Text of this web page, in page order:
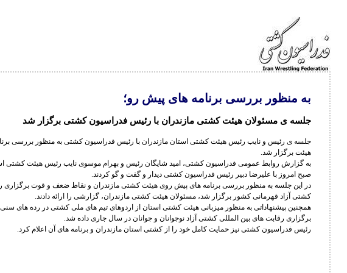
به منظور بررسی برنامه های پیش رو؛
جلسه ی مسئولان هیئت کشتی مازندران با رئیس فدراسیون کشتی برگزار شد
جلسه ی رئیس و نایب رئیس هیئت کشتی استان مازندران با رئیس فدراسیون کشتی به منظور بررسی
هیئت برگزار شد.
به گزارش روابط عمومی فدراسیون کشتی، امید شایگان رئیس و بهرام موسوی نایب رئیس هیئت کشتی
صبح امروز با علیرضا دبیر رئیس فدراسیون کشتی دیدار و گفت و گو کردند.
در این جلسه به منظور بررسی برنامه های پیش روی هیئت کشتی مازندران و نقاط ضعف و قوت برگزاری
کشتی آزاد قهرمانی کشور برگزار شد، مسئولان هیئت کشتی مازندران، گزارشی را ارائه دادند.
همچنین پیشنهاداتی به منظور میزبانی هیئت کشتی استان از اردوهای تیم های ملی کشتی در رده های
برگزاری رقابت های بین المللی کشتی آزاد نوجوانان و جوانان در سال جاری داده شد.
رئیس فدراسیون کشتی نیز حمایت کامل خود را از کشتی استان مازندران و برنامه های آن اعلام کرد.